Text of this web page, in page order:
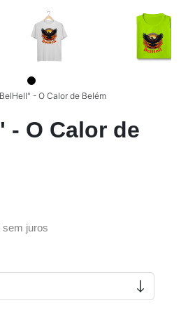
- O Calor de Belém
- O Calor de
sem juros